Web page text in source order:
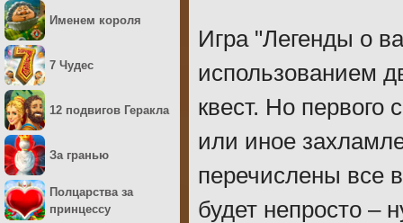
Игра "Легенды о
использованием
квест. Но первого
или иное
перечислены все
будет непросто –
Именем короля
7 Чудес
12 подвигов Геракла
За гранью
Полцарства за
принцессу